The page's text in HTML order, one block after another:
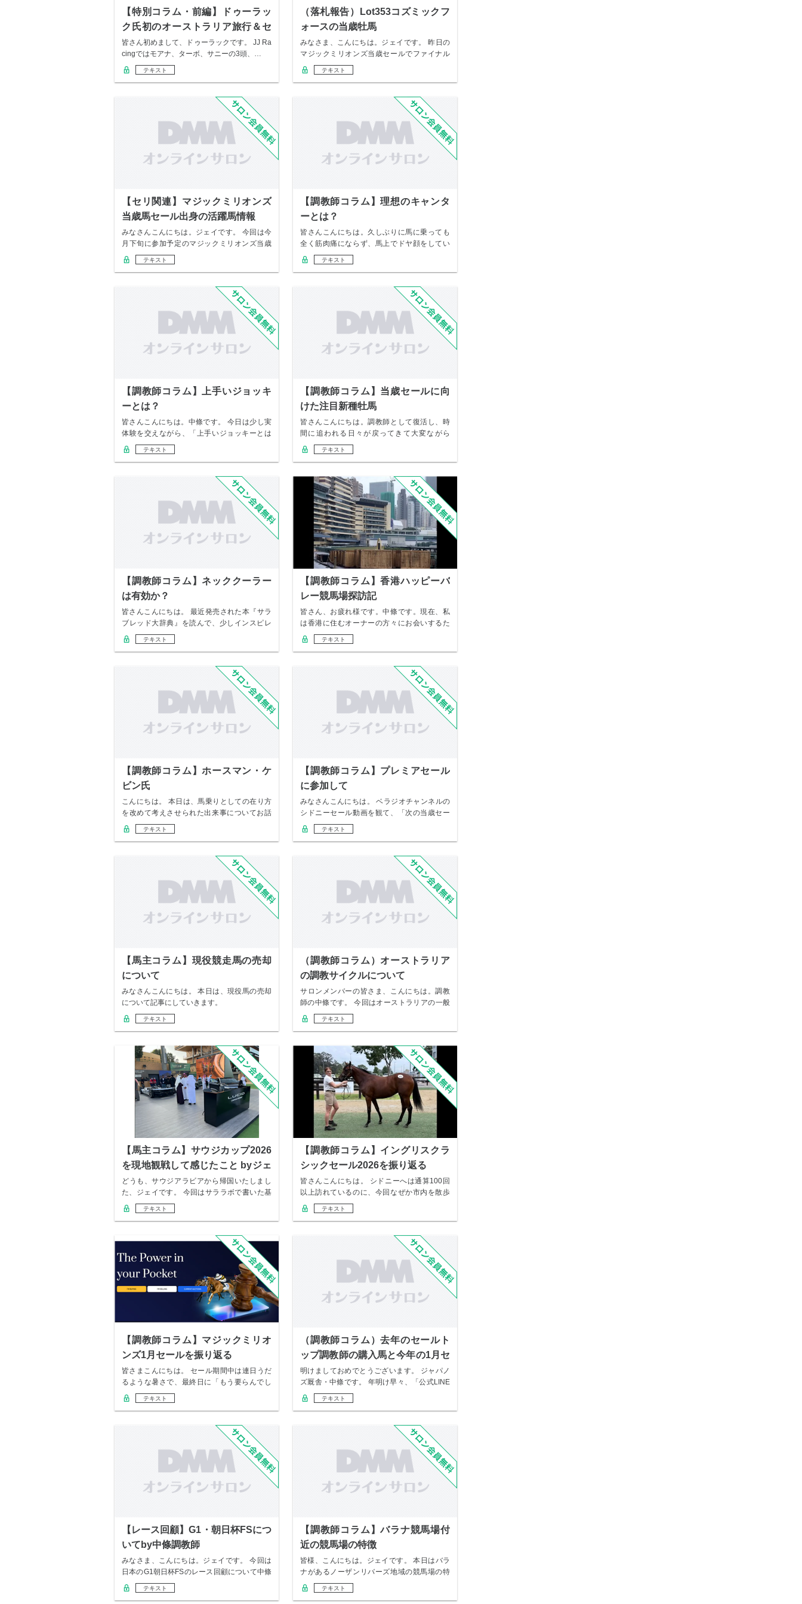
【特別コラム・前編】ドゥーラッ
ク氏初のオーストラリア旅行＆セ
リ体験記
皆さん初めまして、ドゥーラックです。 JJ Ra
cingではモアナ、ターボ、サニーの3頭、…
テキスト
（落札報告）Lot353コズミックフ
ォースの当歳牡馬
みなさま、こんにちは。ジェイです。 昨日の
マジックミリオンズ当歳セールでファイナル
リストに…
テキスト
【セリ関連】マジックミリオンズ
当歳馬セール出身の活躍馬情報
みなさんこんにちは。ジェイです。 今回は今
月下旬に参加予定のマジックミリオンズ当歳
セール出…
テキスト
【調教師コラム】理想のキャンタ
ーとは？
皆さんこんにちは。久しぶりに馬に乗っても
全く筋肉痛にならず、馬上でドヤ顔をしてい
る中條です…
テキスト
【調教師コラム】上手いジョッキ
ーとは？
皆さんこんにちは。中條です。 今日は少し実
体験を交えながら、「上手いジョッキーとは
何か」と…
テキスト
【調教師コラム】当歳セールに向
けた注目新種牡馬
皆さんこんにちは。調教師として復活し、時
間に追われる日々が戻ってきて大変ながら
も、それがや…
テキスト
【調教師コラム】ネッククーラー
は有効か？
皆さんこんにちは。 最近発売された本『サラ
ブレッド大辞典』を読んで、少しインスピレ
ーション…
テキスト
【調教師コラム】香港ハッピーバ
レー競馬場探訪記
皆さん、お疲れ様です。中條です。現在、私
は香港に住むオーナーの方々にお会いするた
め、銅鑼湾…
テキスト
【調教師コラム】ホースマン・ケ
ビン氏
こんにちは。 本日は、馬乗りとしての在り方
を改めて考えさせられた出来事についてお話
ししたい…
テキスト
【調教師コラム】プレミアセール
に参加して
みなさんこんにちは。 ベラジオチャンネルの
シドニーセール動画を観て、「次の当歳セー
ルではあ…
テキスト
【馬主コラム】現役競走馬の売却
について
みなさんこんにちは。 本日は、現役馬の売却
について記事にしていきます。
テキスト
（調教師コラム）オーストラリア
の調教サイクルについて
サロンメンバーの皆さま、こんにちは。調教
師の中條です。 今回はオーストラリアの一般
的な調教…
テキスト
【馬主コラム】サウジカップ2026
を現地観戦して感じたこと byジェ
イ
どうも、サウジアラビアから帰国いたしまし
た、ジェイです。 今回はサララボで書いた基
本的なサ…
テキスト
【調教師コラム】イングリスクラ
シックセール2026を振り返る
皆さんこんにちは。 シドニーへは通算100回
以上訪れているのに、今回なぜか市内を散歩
して街…
テキスト
【調教師コラム】マジックミリオ
ンズ1月セールを振り返る
皆さまこんにちは。 セール期間中は連日うだ
るような暑さで、最終日に「もう要らんでし
ょ」と上…
テキスト
（調教師コラム）去年のセールト
ップ調教師の購入馬と今年の1月セ
リ注目馬
明けましておめでとうございます。 ジャパノ
ズ厩舎・中條です。 年明け早々、「公式LINE
ス…
テキスト
【レース回顧】G1・朝日杯FSにつ
いてby中條調教師
みなさま、こんにちは。ジェイです。 今回は
日本のG1朝日杯FSのレース回顧について中條
さん…
テキスト
【調教師コラム】バラナ競馬場付
近の競馬場の特徴
皆様、こんにちは。ジェイです。 本日はバラ
ナがあるノーザンリバーズ地域の競馬場の特
徴につい…
テキスト